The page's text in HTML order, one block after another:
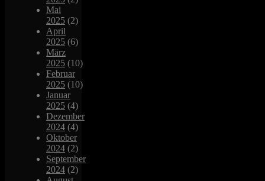
Mai
2025 (2)
April
2025 (6)
März
2025 (10)
Februar
2025 (10)
Januar
2025 (4)
Dezember
2024 (4)
Oktober
2024 (2)
September
2024 (2)